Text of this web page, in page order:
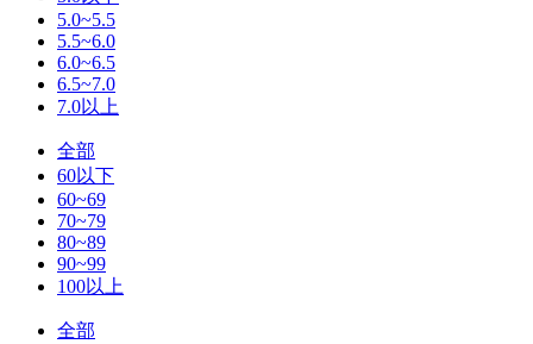
5.0~5.5
5.5~6.0
6.0~6.5
6.5~7.0
7.0以上
全部
60以下
60~69
70~79
80~89
90~99
100以上
全部